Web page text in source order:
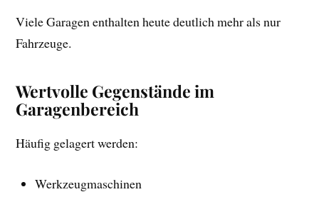
Viele Garagen enthalten heute deutlich mehr als nur
Fahrzeuge.
Wertvolle Gegenstände im
Garagenbereich
Häufig gelagert werden:
Werkzeugmaschinen